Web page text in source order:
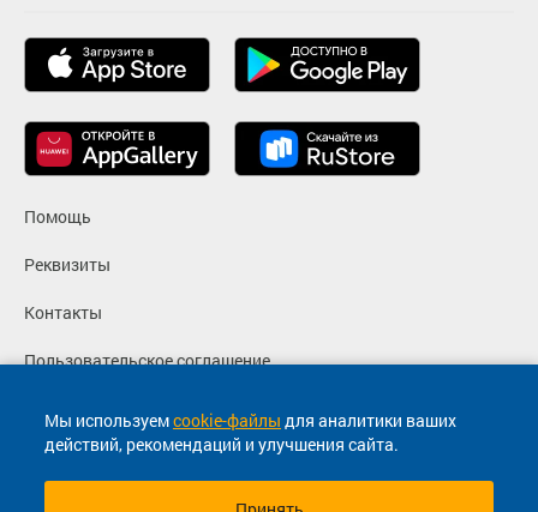
Мы используемcookie-файлы для аналитики ваших
действий, рекомендаций и улучшения сайта.
Помощь
Реквизиты
Контакты
Пользовательское соглашение
Политика конфиденциальности
Согласие на маркетинговые сообщения